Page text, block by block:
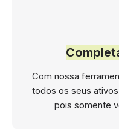
Com nossa
todos os seus
pois somente